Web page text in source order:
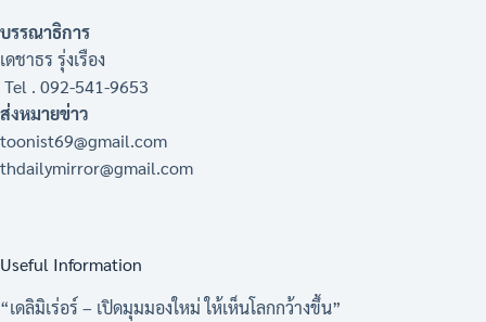
บรรณาธิการ
เดชาธร รุ่งเรือง
Tel . 092-541-9653
ส่งหมายข่าว
toonist69@gmail.com
thdailymirror@gmail.com
Useful Information
“เดลิมิเร่อร์ – เปิดมุมมองใหม่ ให้เห็นโลกกว้างขึ้น”